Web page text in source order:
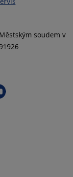
soudem v